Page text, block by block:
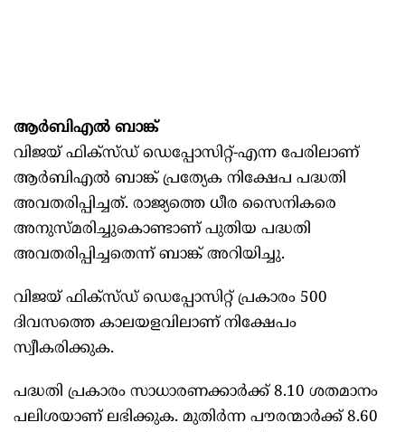
ആർബിഎൽ ബാങ്ക്
വിജയ് ഫിക്സ്ഡ് ഡെപ്പോസിറ്റ്-എന്ന പേരിലാണ്
ആർബിഎൽ ബാങ്ക് പ്രത്യേക നിക്ഷേപ പദ്ധതി
അവതരിപ്പിച്ചത്. രാജ്യത്തെ ധീര സൈനികരെ
അനുസ്മരിച്ചുകൊണ്ടാണ് പുതിയ പദ്ധതി
അവതരിപ്പിച്ചതെന്ന് ബാങ്ക് അറിയിച്ചു.
വിജയ് ഫിക്സ്ഡ് ഡെപ്പോസിറ്റ് പ്രകാരം 500
ദിവസത്തെ കാലയളവിലാണ് നിക്ഷേപം
സ്വീകരിക്കുക.
പദ്ധതി പ്രകാരം സാധാരണക്കാർക്ക് 8.10 ശതമാനം
പലിശയാണ് ലഭിക്കുക. മുതിർന്ന പൗരന്മാർക്ക് 8.60